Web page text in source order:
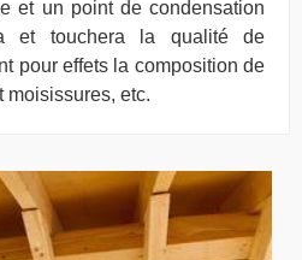
et un point de condensation
et touchera la qualité de
pour effets la composition de
moisissures, etc.